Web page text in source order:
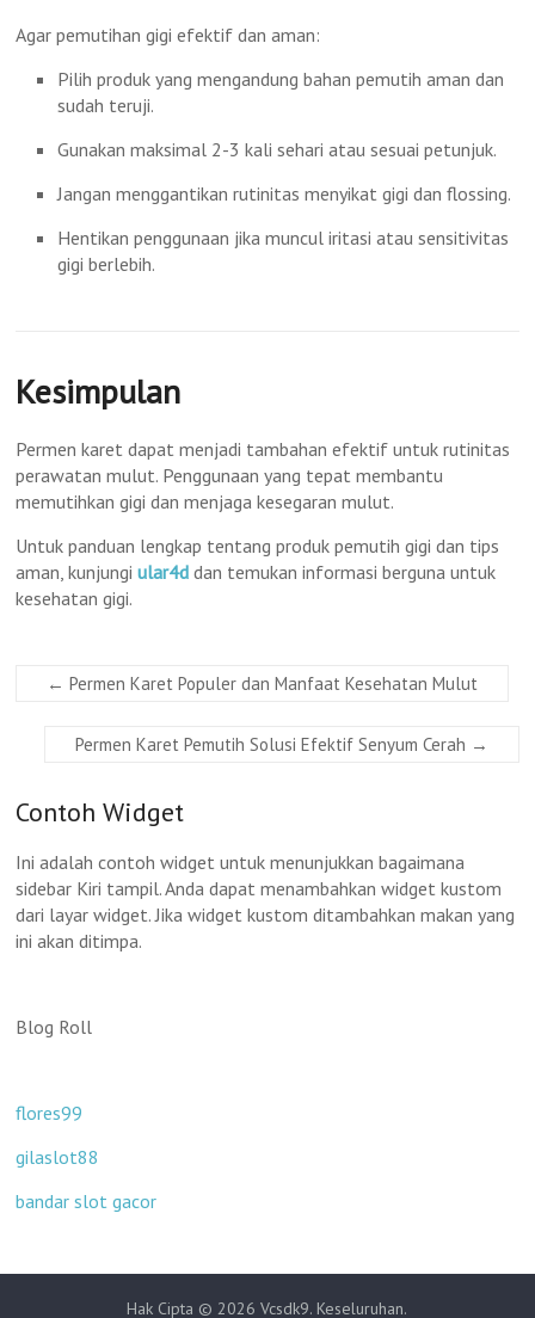
Agar pemutihan gigi efektif dan aman:
Pilih produk yang mengandung bahan pemutih aman dan
sudah teruji.
Gunakan maksimal 2-3 kali sehari atau sesuai petunjuk.
Jangan menggantikan rutinitas menyikat gigi dan flossing.
Hentikan penggunaan jika muncul iritasi atau sensitivitas
gigi berlebih.
Kesimpulan
Permen karet dapat menjadi tambahan efektif untuk rutinitas
perawatan mulut. Penggunaan yang tepat membantu
memutihkan gigi dan menjaga kesegaran mulut.
Untuk panduan lengkap tentang produk pemutih gigi dan tips
aman, kunjungiular4d dan temukan informasi berguna untuk
kesehatan gigi.
← Permen Karet Populer dan Manfaat Kesehatan Mulut
Permen Karet Pemutih Solusi Efektif Senyum Cerah →
Contoh Widget
Ini adalah contoh widget untuk menunjukkan bagaimana
sidebar Kiri tampil. Anda dapat menambahkan widget kustom
dari layar widget. Jika widget kustom ditambahkan makan yang
ini akan ditimpa.
Blog Roll
flores99
gilaslot88
bandar slot gacor
Hak Cipta © 2026Vcsdk9. Keseluruhan.